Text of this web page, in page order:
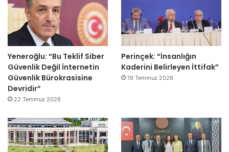
Yeneroğlu: “Bu Teklif Siber
Güvenlik Değil İnternetin
Güvenlik Bürokrasisine
Devridir”
22 Temmuz 2026
Perinçek: “İnsanlığın
Kaderini Belirleyen İttifak”
19 Temmuz 2026